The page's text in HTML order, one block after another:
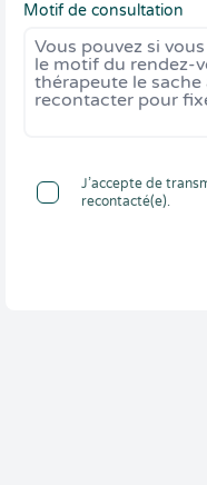
Motif de consultation
J’accepte de
recontacté(e).